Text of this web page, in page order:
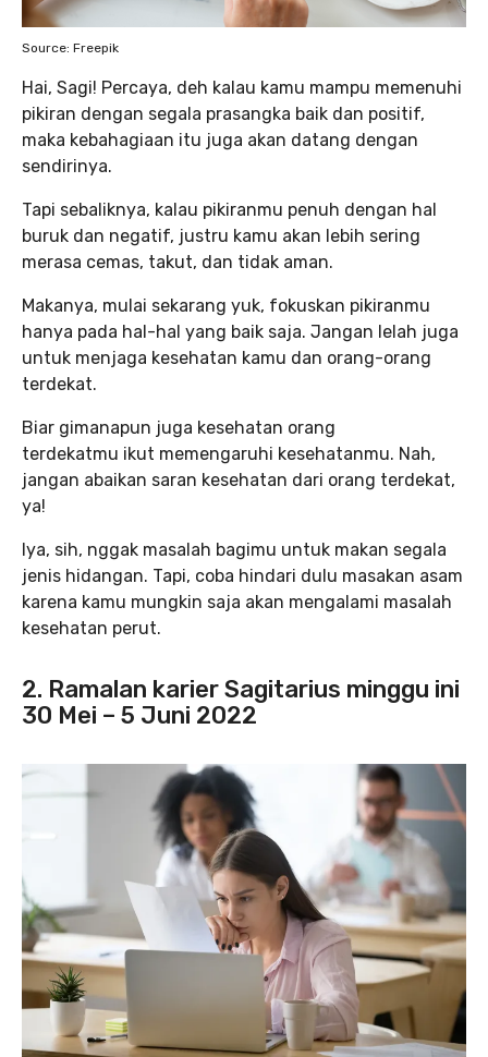
Source: Freepik
Hai, Sagi! Percaya, deh kalau kamu mampu memenuhi
pikiran dengan segala prasangka baik dan positif,
maka kebahagiaan itu juga akan datang dengan
sendirinya.
Tapi sebaliknya, kalau pikiranmu penuh dengan hal
buruk dan negatif, justru kamu akan lebih sering
merasa cemas, takut, dan tidak aman.
Makanya, mulai sekarang yuk, fokuskan pikiranmu
hanya pada hal-hal yang baik saja. Jangan lelah juga
untuk menjaga kesehatan kamu dan orang-orang
terdekat.
Biar gimanapun juga kesehatan orang
terdekatmu ikut memengaruhi kesehatanmu. Nah,
jangan abaikan saran kesehatan dari orang terdekat,
ya!
Iya, sih, nggak masalah bagimu untuk makan segala
jenis hidangan. Tapi, coba hindari dulu masakan asam
karena kamu mungkin saja akan mengalami masalah
kesehatan perut.
2. Ramalan karier Sagitarius minggu ini
30 Mei – 5 Juni 2022